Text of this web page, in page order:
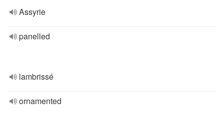
Assyrie
panelled
lambrissé
ornamented